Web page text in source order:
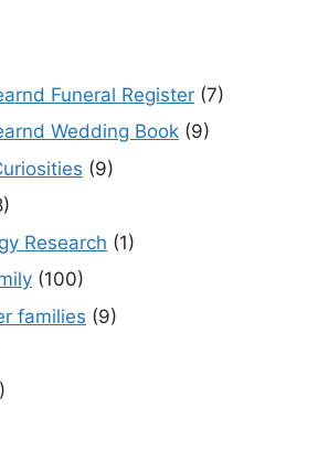
Funeral Register (7)
Wedding Book (9)
(9)
Research (1)
(100)
families (9)